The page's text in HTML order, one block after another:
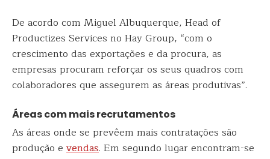
De acordo com Miguel Albuquerque, Head of
Productizes Services no Hay Group, “com o
crescimento das exportações e da procura, as
empresas procuram reforçar os seus quadros com
colaboradores que assegurem as áreas produtivas”.
Áreas com mais recrutamentos
As áreas onde se prevêem mais contratações são
produção e vendas. Em segundo lugar encontram-se